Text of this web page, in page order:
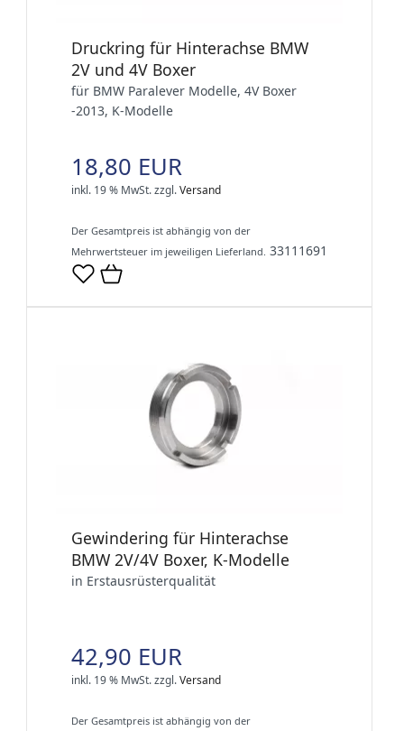
Druckring für Hinterachse BMW
2V und 4V Boxer
für BMW Paralever Modelle, 4V Boxer
-2013, K-Modelle
18,80 EUR
inkl. 19 % MwSt.zzgl.Versand
Der Gesamtpreis ist abhängig von der
Mehrwertsteuer im jeweiligen Lieferland. 33111691
Gewindering für Hinterachse
BMW 2V/4V Boxer, K-Modelle
in Erstausrüsterqualität
42,90 EUR
inkl. 19 % MwSt.zzgl.Versand
Der Gesamtpreis ist abhängig von der